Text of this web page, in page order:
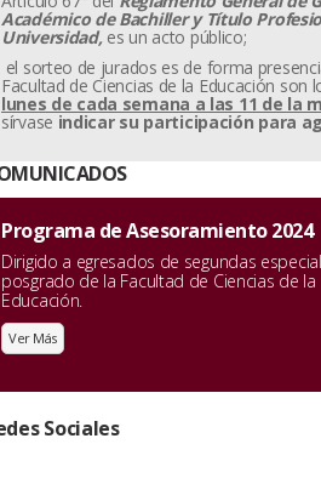
Académico de Bachiller y Título
Universidad, es un acto público;
el sorteo de jurados es de forma
Facultad de Ciencias de la Educación son
lunes de cada semana a las 11 de la
sírvase indicar su participación para
Programa de Asesoramiento 2024
Dirigido a egresados de segundas
posgrado de la Facultad de Ciencias de la
Educación.
Ver Más
Sociales